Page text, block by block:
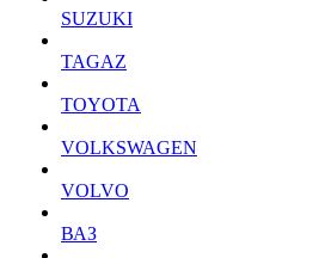
SUZUKI
TAGAZ
TOYOTA
VOLKSWAGEN
VOLVO
ВАЗ